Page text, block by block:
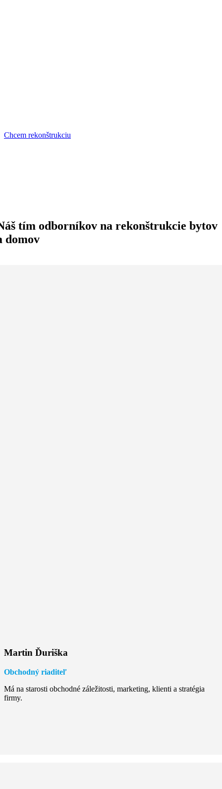
Chcem rekonštrukciu
tím odborníkov na rekonštrukcie bytov
domov
Martin Ďuriška
Obchodný riaditeľ
Má na starosti obchodné záležitosti, marketing, klienti a stratégia
firmy.